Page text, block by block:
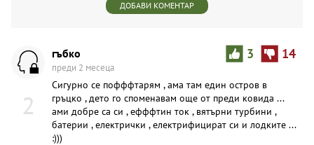
ДОБАВИ КОМЕНТАР
2
3 14
гъбко
преди 2 месеца
Сигурно се пофффтарям , ама там един остров в
гръцко , дето го споменавам още от преди ковида ...
ами добре са си , ефффтин ток , вятърни турбини ,
батерии , електрички , електрифицират си и лодките ...
:)))